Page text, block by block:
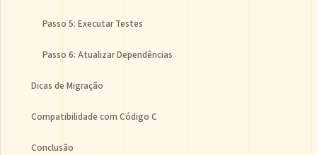
Passo 5: Executar Testes
Passo 6: Atualizar Dependências
Dicas de Migração
Compatibilidade com Código C
Conclusão